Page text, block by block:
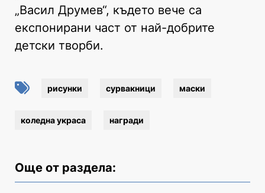
„Васил Друмев“, където вече са
експонирани част от най-добрите
детски творби.
рисунки сурвакници маски
коледна украса награди
Още от раздела: